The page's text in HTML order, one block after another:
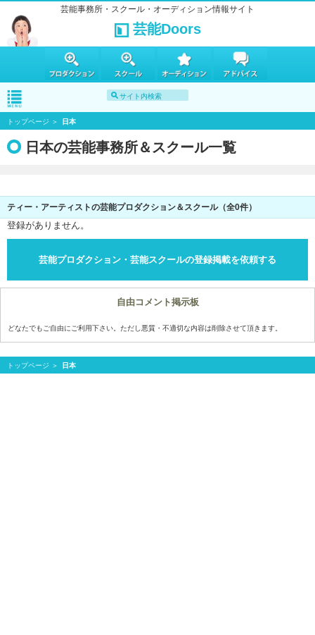
芸能事務所・スクール・オーディション情報サイト
芸能Doors
トップページ 日本
日本の芸能事務所＆スクール一覧
ティー・アーティストの芸能プロダクション＆スクール（全0件）
登録がありません。
芸能プロダクション・芸能スクールの登録掲載を依頼する
自由コメント掲示板
どなたでもご自由にご利用下さい。ただし悪質・不適切な内容は削除させて頂きます。
トップページ 日本